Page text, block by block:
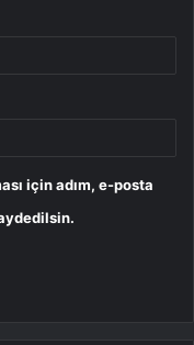
için adım, e-posta